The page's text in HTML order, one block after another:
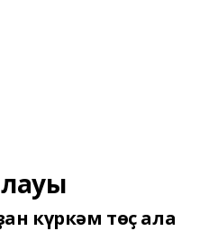
күркәм төҫ ала